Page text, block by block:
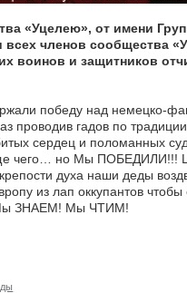
«Уцелею», от имени
всех членов сообщества
воинов и защитников
победу над немецко-
проводив гадов по
сердец и поломанных
чего… но Мы ПОБЕДИЛИ!!!
духа наши деды
из лап оккупантов
ЗНАЕМ! Мы ЧТИМ!